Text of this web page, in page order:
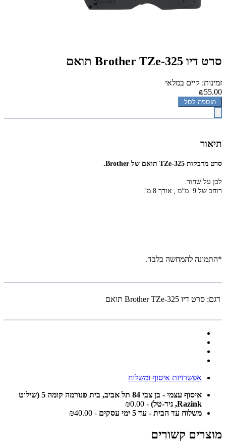
סרט דיו Brother TZe-325 תואם
זמינות: קיים במלאי
₪55.00
הוספה לסל
תיאור
סרט מדבקות TZe-325 תואם של Brother.
לבן על שחור.
רוחב של 9 מ“מ ,
אורך 8 מ'.
*התמונה להמחשה בלבד.
דגם: סרט דיו Brother TZe-325 תואם
אפשרויות איסוף ומשלוח
איסוף עצמי - בן צבי 84 תל אביב, בית פנורמה קומה 5 (שילוט
Razink, ניר-טל)
- ₪0.00
משלוח עד הבית - עד 5 ימי עסקים
- ₪40.00
מוצרים קשורים